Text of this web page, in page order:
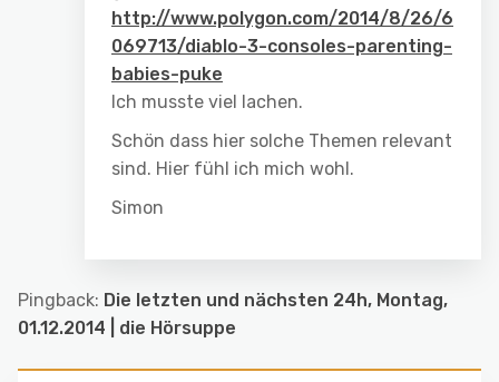
http://www.polygon.com/2014/8/26/6
069713/diablo-3-consoles-parenting-
babies-puke
Ich musste viel lachen.
Schön dass hier solche Themen relevant
sind. Hier fühl ich mich wohl.
Simon
Pingback: Die letzten und nächsten 24h, Montag,
01.12.2014 | die Hörsuppe